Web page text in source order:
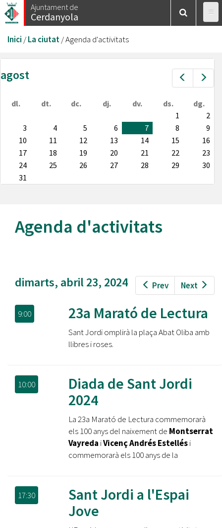
Vés
al
Ajuntament de
Cerdanyola
Esteu
aquí
Inici /La ciutat/Agenda d'activitats
Prev
agost
dl. dt. dc. dj. dv. ds.
dg.
1
2
3
4 5 6 7 8
9
10
11 12 13 14 15
16
17
18 19 20 21 22
23
24
25 26 27 28 29
30
31
Agenda d'activitats
Prev Next
dimarts, abril 23, 2024
9:00 23a Marató de Lectura
Sant Jordi omplirà la plaça Abat Oliba amb
llibres i roses.
10:00
Diada de Sant Jordi
2024
La 23a Marató de Lectura commemorarà
els 100 anys del naixement de Montserrat
Vayreda iVicenç Andrés Estellési
commemorarà els 100 anys de la
17:30
Sant Jordi a l'Espai
Jove